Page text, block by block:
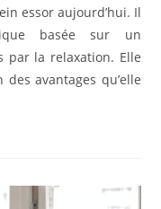
essor aujourd’hui. Il
basée sur un
par la relaxation. Elle
avantages qu’elle